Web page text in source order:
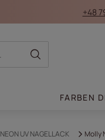
+48
FARBEN
NEON UV NAGELLACK Molly